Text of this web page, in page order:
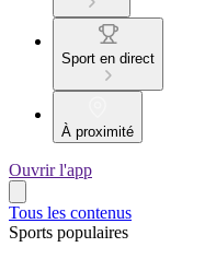
Sport en direct
À proximité
Ouvrir l'app
Tous les contenus
Sports populaires